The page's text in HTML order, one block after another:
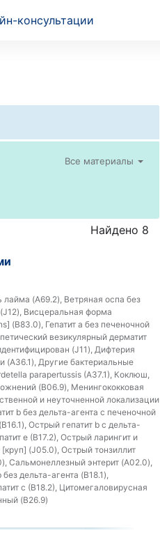
консультации
Все материалы
Найдено 8
(A69.2), Ветряная оспа без
Висцеральная форма
(B83.0), Гепатит a без печеночной
везикулярный дерматит
(J11), Дифтерия
(A36.1), Другие бактериальные
parapertussis (A37.1), Коклюш,
(B06.9), Менингококковая
и неуточненной локализации
b без дельта-агента с печеночной
Острый гепатит b с дельта-
e (B17.2), Острый ларингит и
(J05.0), Острый тонзиллит
Сальмонеллезный энтерит (A02.0),
дельта-агента (B18.1),
c (B18.2), Цитомегаловирусная
(B26.9)